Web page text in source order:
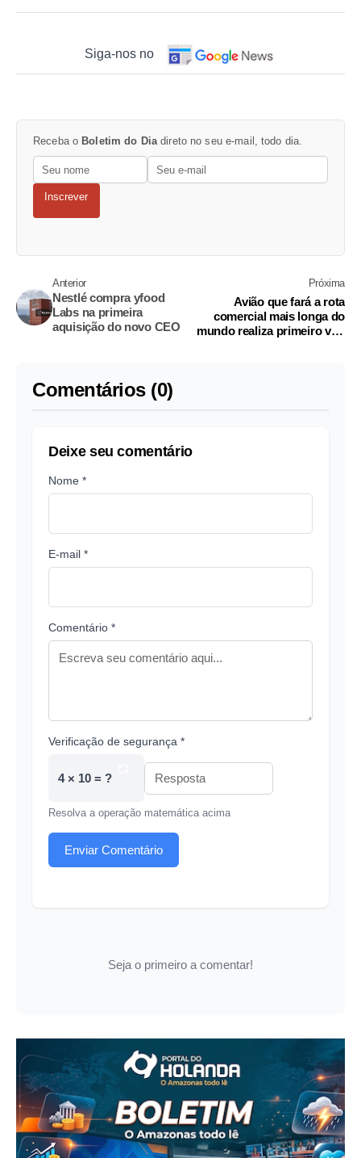
Siga-nos no
Receba o Boletim do Dia direto no seu e-mail, todo dia.
Inscrever
Anterior
Nestlé compra yfood
Labs na primeira
aquisição do novo CEO
Próxima
Avião que fará a rota
comercial mais longa do
mundo realiza primeiro voo
Comentários (0)
Deixe seu comentário
Nome *
E-mail *
Comentário *
Verificação de segurança *
4 × 10 = ?
Resolva a operação matemática acima
Enviar Comentário
Seja o primeiro a comentar!